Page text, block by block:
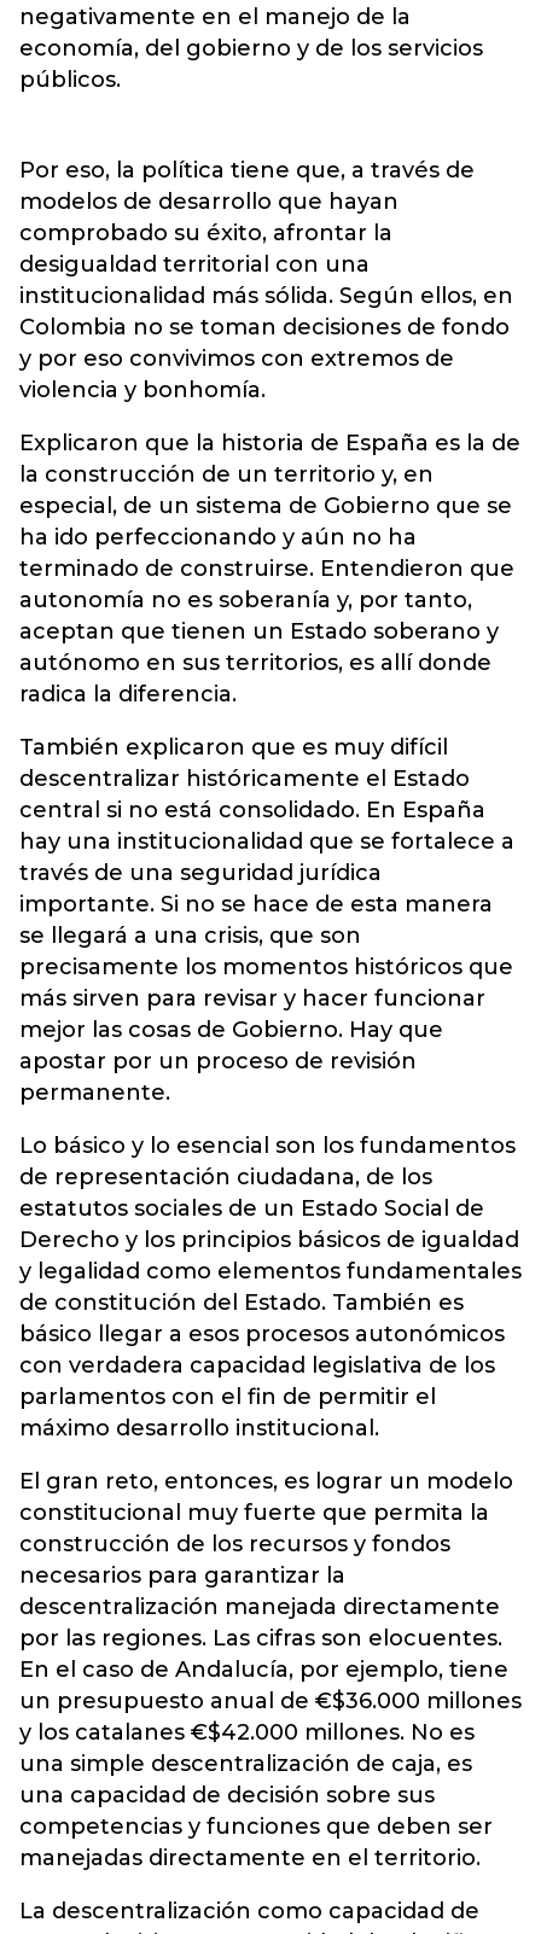
negativamente en el manejo de la
economía, del gobierno y de los servicios
públicos.
Por eso, la política tiene que, a través de
modelos de desarrollo que hayan
comprobado su éxito, afrontar la
desigualdad territorial con una
institucionalidad más sólida. Según ellos, en
Colombia no se toman decisiones de fondo
y por eso convivimos con extremos de
violencia y bonhomía.
Explicaron que la historia de España es la de
la construcción de un territorio y, en
especial, de un sistema de Gobierno que se
ha ido perfeccionando y aún no ha
terminado de construirse. Entendieron que
autonomía no es soberanía y, por tanto,
aceptan que tienen un Estado soberano y
autónomo en sus territorios, es allí donde
radica la diferencia.
También explicaron que es muy difícil
descentralizar históricamente el Estado
central si no está consolidado. En España
hay una institucionalidad que se fortalece a
través de una seguridad jurídica
importante. Si no se hace de esta manera
se llegará a una crisis, que son
precisamente los momentos históricos que
más sirven para revisar y hacer funcionar
mejor las cosas de Gobierno. Hay que
apostar por un proceso de revisión
permanente.
Lo básico y lo esencial son los fundamentos
de representación ciudadana, de los
estatutos sociales de un Estado Social de
Derecho y los principios básicos de igualdad
y legalidad como elementos fundamentales
de constitución del Estado. También es
básico llegar a esos procesos autonómicos
con verdadera capacidad legislativa de los
parlamentos con el fin de permitir el
máximo desarrollo institucional.
El gran reto, entonces, es lograr un modelo
constitucional muy fuerte que permita la
construcción de los recursos y fondos
necesarios para garantizar la
descentralización manejada directamente
por las regiones. Las cifras son elocuentes.
En el caso de Andalucía, por ejemplo, tiene
un presupuesto anual de €$36.000 millones
y los catalanes €$42.000 millones. No es
una simple descentralización de caja, es
una capacidad de decisión sobre sus
competencias y funciones que deben ser
manejadas directamente en el territorio.
La descentralización como capacidad de